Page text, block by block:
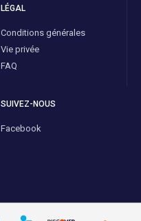
LÉGAL
Conditions générales
Vie privée
FAQ
SUIVEZ-NOUS
Facebook